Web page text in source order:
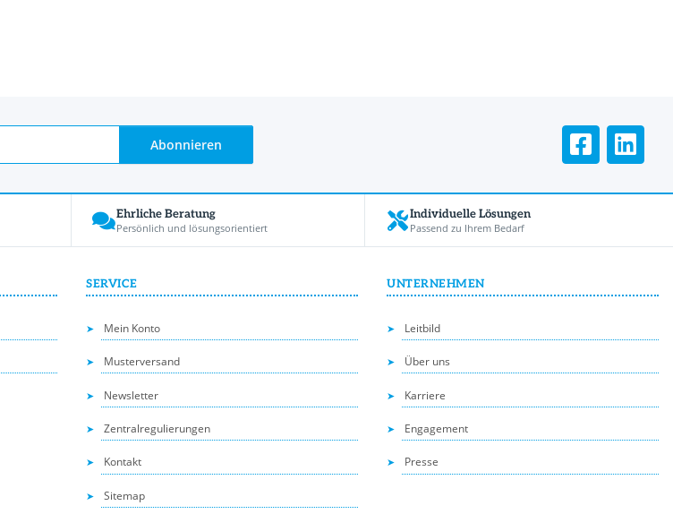
Abonnieren
Ehrliche Beratung
Persönlich und lösungsorientiert
Individuelle Lösungen
Passend zu Ihrem Bedarf
SERVICE
Mein Konto
Musterversand
Newsletter
Zentralregulierungen
Kontakt
Sitemap
UNTERNEHMEN
Leitbild
Über uns
Karriere
Engagement
Presse